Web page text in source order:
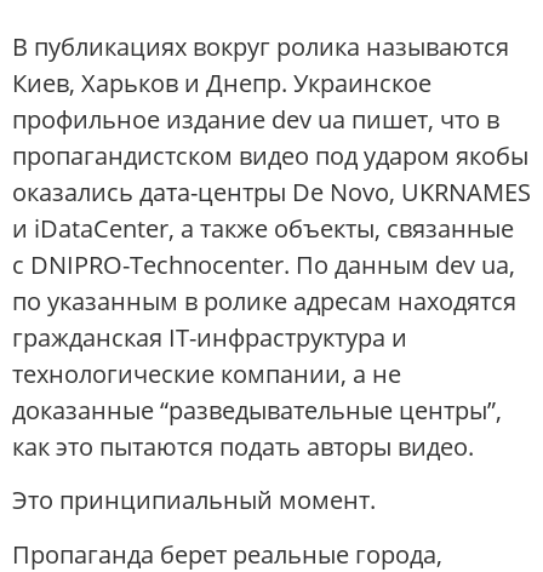
В публикациях вокруг ролика называются
Киев, Харьков и Днепр. Украинское
профильное издание dev ua пишет, что в
пропагандистском видео под ударом якобы
оказались дата-центры De Novo, UKRNAMES
и iDataCenter, а также объекты, связанные
с DNIPRO-Technocenter. По данным dev ua,
по указанным в ролике адресам находятся
гражданская IT-инфраструктура и
технологические компании, а не
доказанные “разведывательные центры”,
как это пытаются подать авторы видео.
Это принципиальный момент.
Пропаганда берет реальные города,